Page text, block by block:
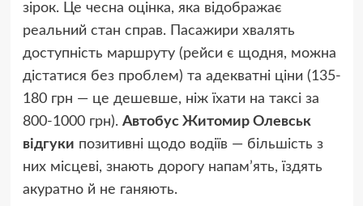
зірок. Це чесна оцінка, яка відображає
реальний стан справ. Пасажири хвалять
доступність маршруту (рейси є щодня, можна
дістатися без проблем) та адекватні ціни (135-
180 грн — це дешевше, ніж їхати на таксі за
800-1000 грн). Автобус Житомир Олевськ
відгуки позитивні щодо водіїв — більшість з
них місцеві, знають дорогу напам’ять, їздять
акуратно й не ганяють.